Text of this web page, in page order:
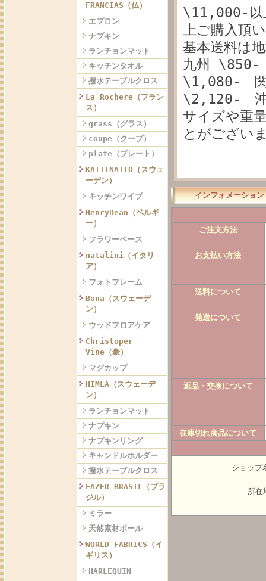
FRANCIAS（仏）
エプロン
ナプキン
ランチョンマット
キッチンタオル
撥水テーブルクロス
La Rochere（フラン
ス）
grass（グラス）
coupe（クープ）
plate（プレート）
KATTINATTO（スウェ
ーデン）
キッチンワイプ
HenryDean（ベルギ
ー）
フラワーベース
natalini（イタリ
ア）
フォトフレーム
Bona（スウェーデ
ン）
ウッドフロアケア
Christoper
Vine（豪）
マグカップ
HIMLA（スウェーデ
ン）
ランチョンマット
ナプキン
ナプキンリング
キャンドルホルダー
撥水テーブルクロス
FAZER BRASIL（ブラ
ジル）
ミラー
天然素材ボール
WORLD FABRICS（イ
ギリス）
HARLEQUIN
\11,000-以
上ご購入頂
基本送料は
九州 \850-
\1,080- 関
\2,120-
サイズや重
とがござい
インフォメーション
ご注文方法
お支払い方法
送料について
発送について
返品・交換について
在庫切れ商品について
ショッ
所